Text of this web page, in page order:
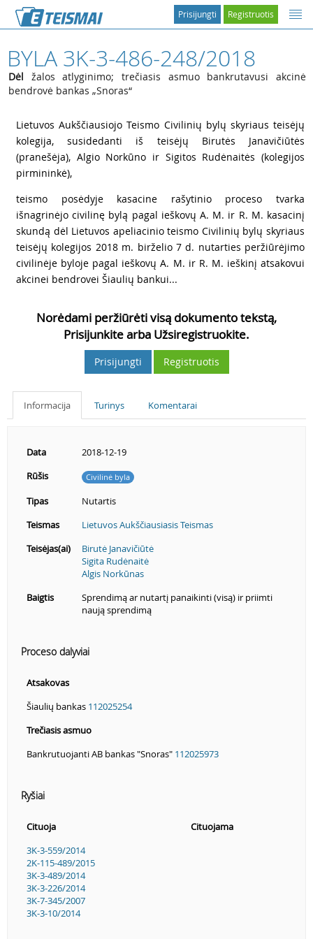
Registruotis
Prisijungti
BYLA 3K-3-486-248/2018
Dėl žalos atlyginimo; trečiasis asmuo bankrutavusi akcinė
bendrovė bankas „Snoras“
Lietuvos Aukščiausiojo Teismo Civilinių bylų skyriaus teisėjų
kolegija, susidedanti iš teisėjų Birutės Janavičiūtės
(pranešėja), Algio Norkūno ir Sigitos Rudėnaitės (kolegijos
pirmininkė),
teismo posėdyje kasacine rašytinio proceso tvarka
išnagrinėjo civilinę bylą pagal ieškovų A. M. ir R. M. kasacinį
skundą dėl Lietuvos apeliacinio teismo Civilinių bylų skyriaus
teisėjų kolegijos 2018 m. birželio 7 d. nutarties peržiūrėjimo
civilinėje byloje pagal ieškovų A. M. ir R. M. ieškinį atsakovui
akcinei bendrovei Šiaulių bankui...
Norėdami peržiūrėti visą dokumento tekstą,
Prisijunkite arba Užsiregistruokite.
Prisijungti Registruotis
Informacija Turinys Komentarai
Data
2018-12-19
Rūšis
Civilinė byla
Tipas
Nutartis
Teismas
Lietuvos Aukščiausiasis Teismas
Teisėjas(ai)
Birutė Janavičiūtė
Sigita Rudėnaitė
Algis Norkūnas
Baigtis
Sprendimą ar nutartį panaikinti (visą) ir priimti
naują sprendimą
Proceso dalyviai
Atsakovas
Šiaulių bankas 112025254
Trečiasis asmuo
Bankrutuojanti AB bankas "Snoras" 112025973
Ryšiai
Cituoja
Cituojama
3K-3-559/2014
2K-115-489/2015
3K-3-489/2014
3K-3-226/2014
3K-7-345/2007
3K-3-10/2014